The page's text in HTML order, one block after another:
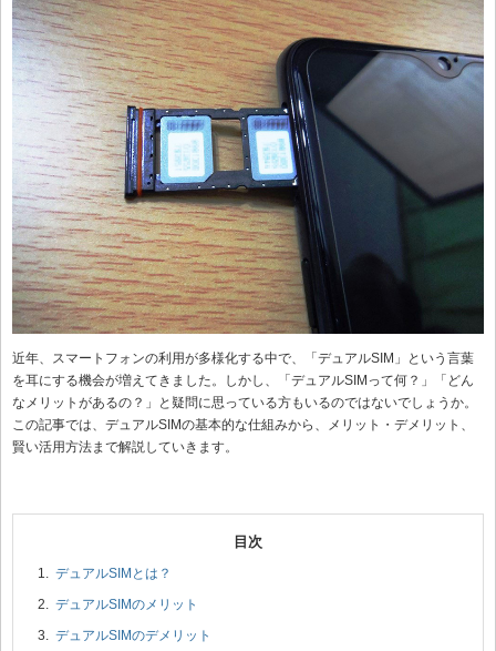
近年、スマートフォンの利用が多様化する中で、「デュアルSIM」という言葉
を耳にする機会が増えてきました。しかし、「デュアルSIMって何？」「どん
なメリットがあるの？」と疑問に思っている方もいるのではないでしょうか。
この記事では、デュアルSIMの基本的な仕組みから、メリット・デメリット、
賢い活用方法まで解説していきます。
デュアルSIMとは？
デュアルSIMのメリット
デュアルSIMのデメリット